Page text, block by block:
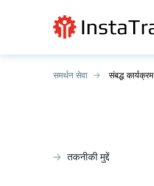
समर्थन सेवा संबद्ध कार्यक्रम
तकनीकी मुद्दें